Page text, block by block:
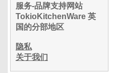
服务-品牌支持网站
TokioKitchenWare 英
国的分部地区
隐私
关于我们